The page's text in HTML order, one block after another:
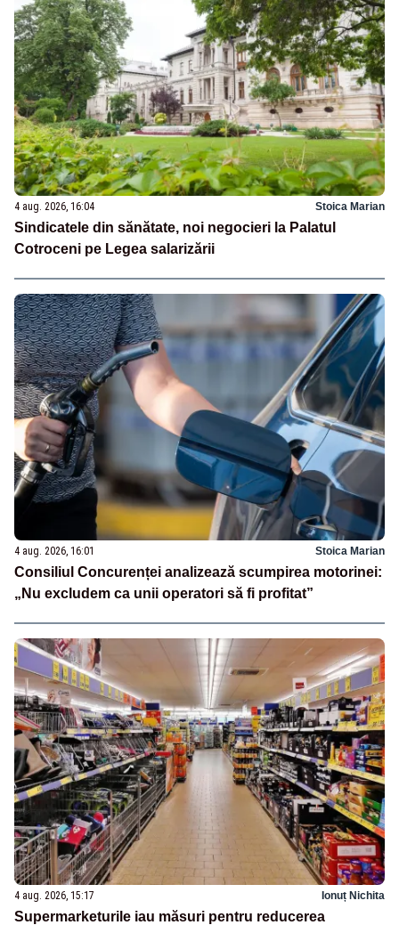
4 aug. 2026, 16:04 Stoica Marian
Sindicatele din sănătate, noi negocieri la Palatul
Cotroceni pe Legea salarizării
4 aug. 2026, 16:01 Stoica Marian
Consiliul Concurenței analizează scumpirea motorinei:
„Nu excludem ca unii operatori să fi profitat”
4 aug. 2026, 15:17 Ionuț Nichita
Supermarketurile iau măsuri pentru reducerea